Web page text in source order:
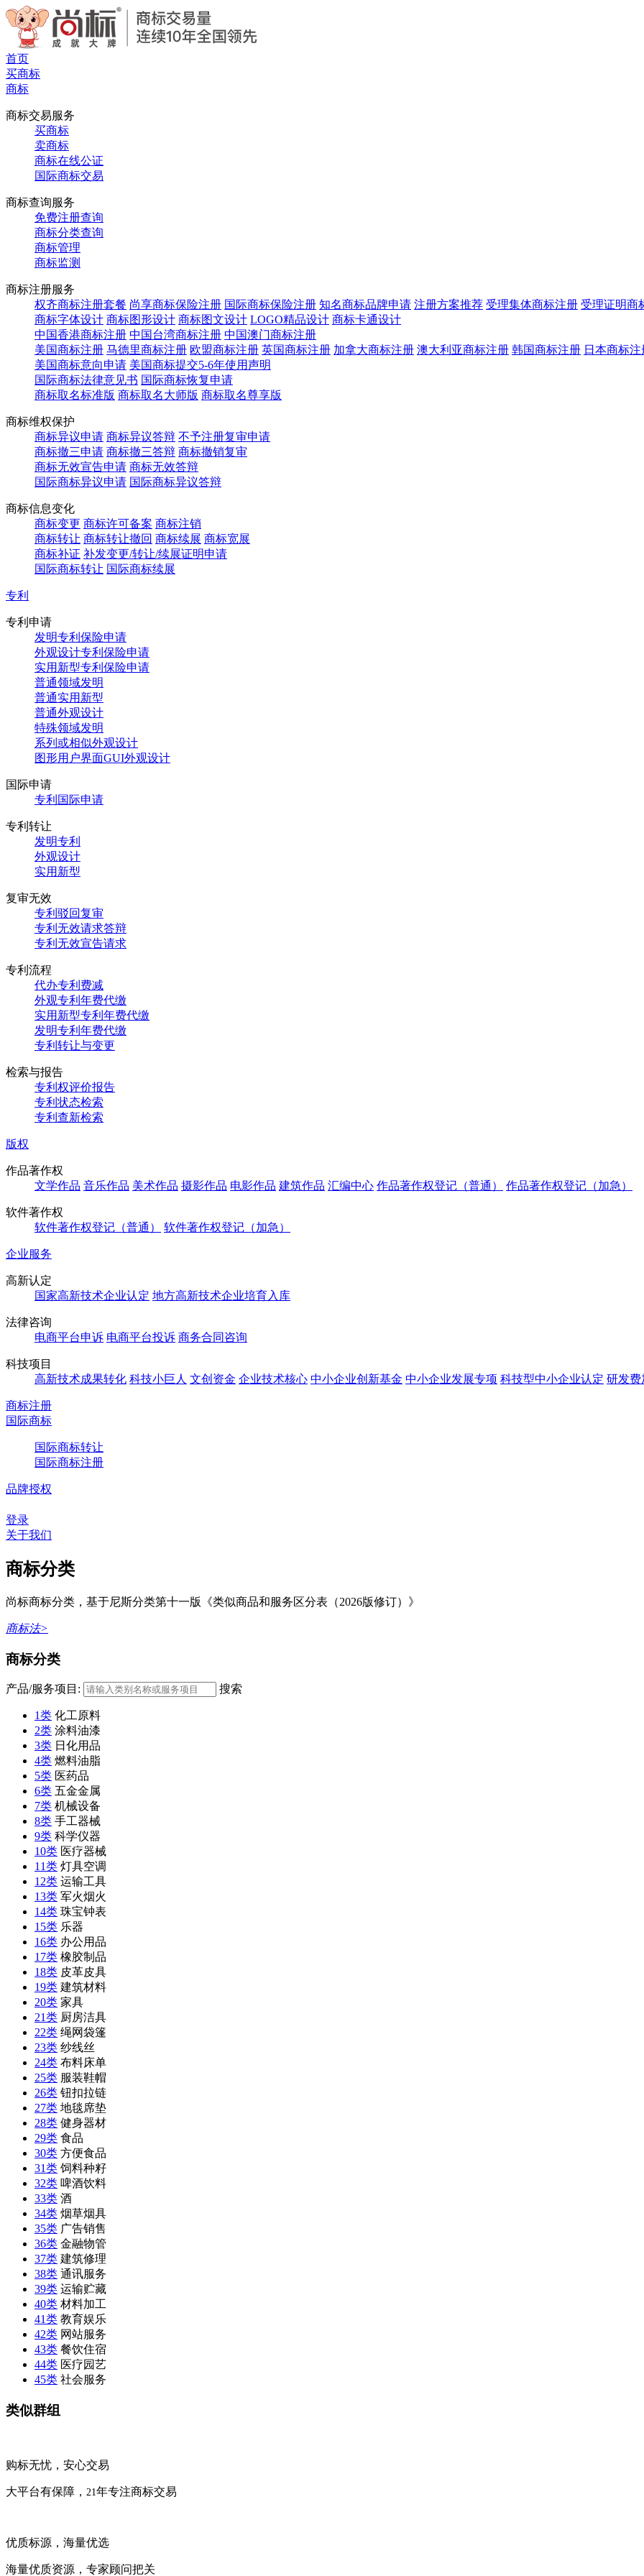
首页
买商标
商标
商标交易服务
买商标
卖商标
商标在线公证
国际商标交易
商标查询服务
免费注册查询
商标分类查询
商标管理
商标监测
商标注册服务
权齐商标注册套餐 尚享商标保险注册 国际商标保险注册 知名商标品牌申请 注册方案推荐 受理集体商标注册 受理证明商
商标字体设计 商标图形设计 商标图文设计 LOGO精品设计 商标卡通设计
中国香港商标注册 中国台湾商标注册 中国澳门商标注册
美国商标注册 马德里商标注册 欧盟商标注册 英国商标注册 加拿大商标注册 澳大利亚商标注册 韩国商标注册 日本商标注
美国商标意向申请 美国商标提交5-6年使用声明
国际商标法律意见书 国际商标恢复申请
商标取名标准版 商标取名大师版 商标取名尊享版
商标维权保护
商标异议申请 商标异议答辩 不予注册复审申请
商标撤三申请 商标撤三答辩 商标撤销复审
商标无效宣告申请 商标无效答辩
国际商标异议申请 国际商标异议答辩
商标信息变化
商标变更 商标许可备案 商标注销
商标转让 商标转让撤回 商标续展 商标宽展
商标补证 补发变更/转让/续展证明申请
国际商标转让 国际商标续展
专利
专利申请
发明专利保险申请
外观设计专利保险申请
实用新型专利保险申请
普通领域发明
普通实用新型
普通外观设计
特殊领域发明
系列或相似外观设计
图形用户界面GUI外观设计
国际申请
专利国际申请
专利转让
发明专利
外观设计
实用新型
复审无效
专利驳回复审
专利无效请求答辩
专利无效宣告请求
专利流程
代办专利费减
外观专利年费代缴
实用新型专利年费代缴
发明专利年费代缴
专利转让与变更
检索与报告
专利权评价报告
专利状态检索
专利查新检索
版权
作品著作权
文学作品 音乐作品 美术作品 摄影作品 电影作品 建筑作品 汇编中心 作品著作权登记（普通） 作品著作权登记（加急）
软件著作权
软件著作权登记（普通）
软件著作权登记（加急）
企业服务
高新认定
国家高新技术企业认定 地方高新技术企业培育入库
法律咨询
电商平台申诉 电商平台投诉 商务合同咨询
科技项目
高新技术成果转化 科技小巨人 文创资金 企业技术核心 中小企业创新基金 中小企业发展专项 科技型中小企业认定 研发费
商标注册
国际商标
国际商标转让
国际商标注册
品牌授权
登录
关于我们
商标分类
尚标商标分类，基于尼斯分类第十一版《类似商品和服务区分表（2026版修订）》
商标法>
商标分类
产品/服务项目: 搜索
1类 化工原料
2类 涂料油漆
3类 日化用品
4类 燃料油脂
5类 医药品
6类 五金金属
7类 机械设备
8类 手工器械
9类 科学仪器
10类 医疗器械
11类 灯具空调
12类 运输工具
13类 军火烟火
14类 珠宝钟表
15类 乐器
16类 办公用品
17类 橡胶制品
18类 皮革皮具
19类 建筑材料
20类 家具
21类 厨房洁具
22类 绳网袋篷
23类 纱线丝
24类 布料床单
25类 服装鞋帽
26类 钮扣拉链
27类 地毯席垫
28类 健身器材
29类 食品
30类 方便食品
31类 饲料种籽
32类 啤酒饮料
33类 酒
34类 烟草烟具
35类 广告销售
36类 金融物管
37类 建筑修理
38类 通讯服务
39类 运输贮藏
40类 材料加工
41类 教育娱乐
42类 网站服务
43类 餐饮住宿
44类 医疗园艺
45类 社会服务
类似群组
购标无忧，安心交易
大平台有保障， 21年专注商标交易
优质标源，海量优选
海量优质资源，专家顾问把关